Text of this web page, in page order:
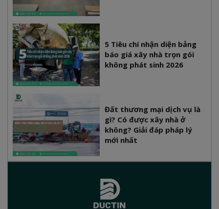
5 Tiêu chí nhận diện bảng
báo giá xây nhà trọn gói
không phát sinh 2026
Đất thương mại dịch vụ là
gì? Có được xây nhà ở
không? Giải đáp pháp lý
mới nhất